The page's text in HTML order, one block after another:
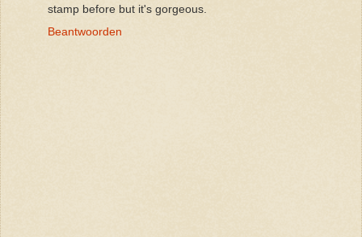
stamp before but it's gorgeous.
Beantwoorden